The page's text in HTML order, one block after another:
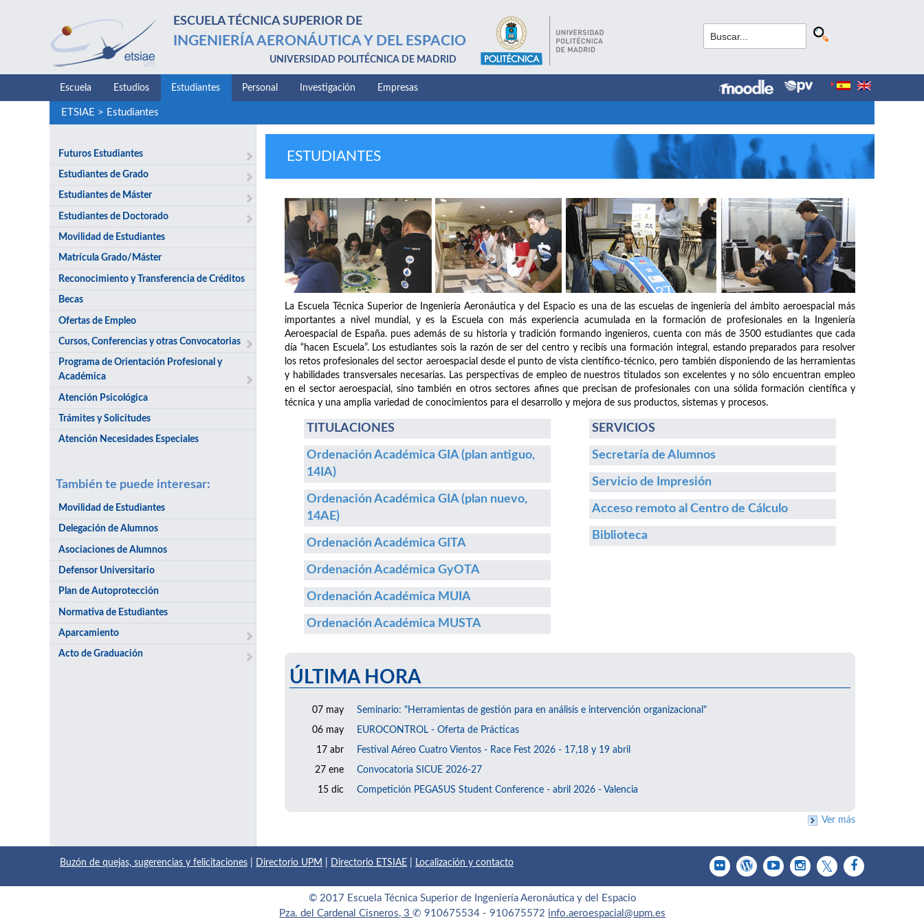
ESCUELA TÉCNICA SUPERIOR DE
INGENIERÍA AERONÁUTICA Y DEL ESPACIO
UNIVERSIDAD POLITÉCNICA DE MADRID
Escuela Estudios Estudiantes Personal Investigación Empresas
ETSIAE > Estudiantes
Futuros Estudiantes
Estudiantes de Grado
Estudiantes de Máster
Estudiantes de Doctorado
Movilidad de Estudiantes
Matrícula Grado/Máster
Reconocimiento y Transferencia de Créditos
Becas
Ofertas de Empleo
Cursos, Conferencias y otras Convocatorias
Programa de Orientación Profesional y
Académica
Atención Psicológica
Trámites y Solicitudes
Atención Necesidades Especiales
También te puede interesar:
Movilidad de Estudiantes
Delegación de Alumnos
Asociaciones de Alumnos
Defensor Universitario
Plan de Autoprotección
Normativa de Estudiantes
Aparcamiento
Acto de Graduación
ESTUDIANTES
La Escuela Técnica Superior de Ingeniería Aeronáutica y del Espacio es una de las escuelas de ingeniería del ámbito aeroespacial más
importantes a nivel mundial, y es la Escuela con más experiencia acumulada en la formación de profesionales en la Ingeniería
Aeroespacial de España. pues además de su historia y tradición formando ingenieros, cuenta con más de 3500 estudiantes que cada
día “hacen Escuela”. Los estudiantes sois la razón de ser del centro y recibís una formación integral, estando preparados para resolver
los retos profesionales del sector aeroespacial desde el punto de vista científico-técnico, pero también disponiendo de las herramientas
y habilidades transversales necesarias. Las perspectivas de empleo de nuestros titulados son excelentes y no sólo encuentran empleo
en el sector aeroespacial, sino también en otros sectores afines que precisan de profesionales con una sólida formación científica y
técnica y una amplia variedad de conocimientos para el desarrollo y mejora de sus productos, sistemas y procesos.
TITULACIONES
Ordenación Académica GIA (plan antiguo,
14IA)
Ordenación Académica GIA (plan nuevo,
14AE)
Ordenación Académica GITA
Ordenación Académica GyOTA
Ordenación Académica MUIA
Ordenación Académica MUSTA
SERVICIOS
Secretaría de Alumnos
Servicio de Impresión
Acceso remoto al Centro de Cálculo
Biblioteca
ÚLTIMA HORA
07 may Seminario: "Herramientas de gestión para en análisis e intervención organizacional"
06 may EUROCONTROL - Oferta de Prácticas
17 abr Festival Aéreo Cuatro Vientos - Race Fest 2026 - 17,18 y 19 abril
27 ene Convocatoria SICUE 2026-27
15 dic Competición PEGASUS Student Conference - abril 2026 - Valencia
Ver más
Buzón de quejas, sugerencias y felicitaciones Directorio UPM Directorio ETSIAE Localización y contacto
© 2017 Escuela Técnica Superior de Ingeniería Aeronáutica y del Espacio
Pza. del Cardenal Cisneros, 3✆ 910675534 - 910675572 info.aeroespacial@upm.es